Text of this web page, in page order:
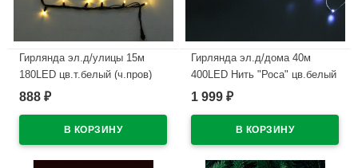
Гирлянда эл.д/улицы 15м
180LED цв.т.белый (ч.пров)
(можно соединить) 8реж IP-54
888 ₽
Гирлянда эл.д/дома 40м
400LED Нить "Роса" цв.белый
8реж IP-20 арт.725-987
1 999 ₽